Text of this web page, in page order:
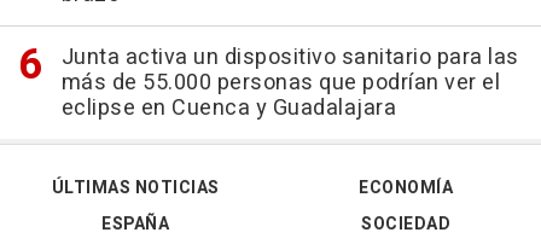
Junta activa un dispositivo sanitario para las
más de 55.000 personas que podrían ver el
eclipse en Cuenca y Guadalajara
ÚLTIMAS NOTICIAS
ESPAÑA
ECONOMÍA
SOCIEDAD